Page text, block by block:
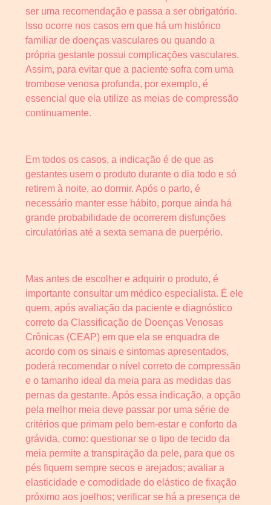
ser uma recomendação e passa a ser obrigatório.
Isso ocorre nos casos em que há um histórico
familiar de doenças vasculares ou quando a
própria gestante possui complicações vasculares.
Assim, para evitar que a paciente sofra com uma
trombose venosa profunda, por exemplo, é
essencial que ela utilize as meias de compressão
continuamente.
Em todos os casos, a indicação é de que as
gestantes usem o produto durante o dia todo e só
retirem à noite, ao dormir. Após o parto, é
necessário manter esse hábito, porque ainda há
grande probabilidade de ocorrerem disfunções
circulatórias até a sexta semana de puerpério.
Mas antes de escolher e adquirir o produto, é
importante consultar um médico especialista. É ele
quem, após avaliação da paciente e diagnóstico
correto da Classificação de Doenças Venosas
Crônicas (CEAP) em que ela se enquadra de
acordo com os sinais e sintomas apresentados,
poderá recomendar o nível correto de compressão
e o tamanho ideal da meia para as medidas das
pernas da gestante. Após essa indicação, a opção
pela melhor meia deve passar por uma série de
critérios que primam pelo bem-estar e conforto da
grávida, como: questionar se o tipo de tecido da
meia permite a transpiração da pele, para que os
pés fiquem sempre secos e arejados; avaliar a
elasticidade e comodidade do elástico de fixação
próximo aos joelhos; verificar se há a presença de